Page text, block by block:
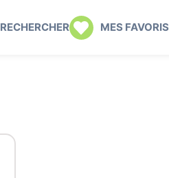
RECHERCHER MES FAVORIS